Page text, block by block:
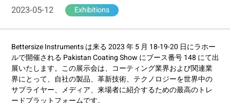
2023-05-12 Exhibitions
Bettersize Instruments は来る 2023 年 5 月 18-19-20 日にラホー
ルで開催される Pakistan Coating Show にブース番号 148 にて出
展いたします。この展示会は、コーティング業界および関連業
界にとって、自社の製品、革新技術、テクノロジーを世界中の
サプライヤー、メディア、来場者に紹介するための最高のトレ
ードプラットフォームです。